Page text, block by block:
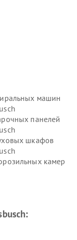
машин
панелей
шкафов
камер
упаковщиков